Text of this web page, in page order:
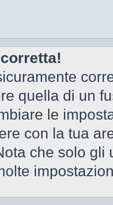
corretta!
quella di un
le
con la tua
che solo